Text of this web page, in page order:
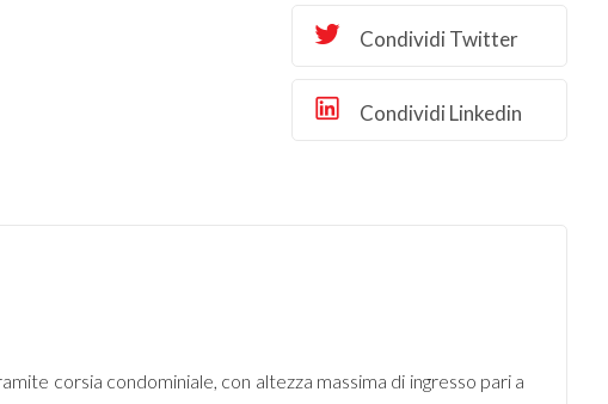
Condividi Twitter
Condividi Linkedin
corsia condominiale, con altezza massima di ingresso pari a